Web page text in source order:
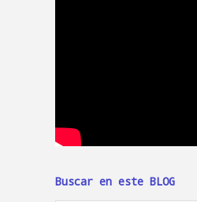
Buscar en este BLOG